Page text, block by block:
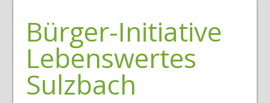
Bürger-Initiative
Lebenswertes
Sulzbach